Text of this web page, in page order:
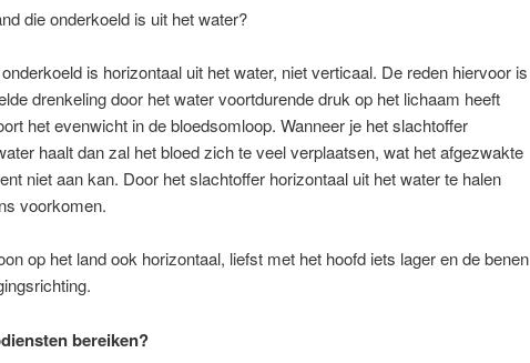
die onderkoeld is uit het water?
is horizontaal uit het water, niet verticaal. De reden hiervoor is
drenkeling door het water voortdurende druk op het lichaam heeft
het evenwicht in de bloedsomloop. Wanneer je het slachtoffer
haalt dan zal het bloed zich te veel verplaatsen, wat het afgezwakte
niet aan kan. Door het slachtoffer horizontaal uit het water te halen
voorkomen.
op het land ook horizontaal, liefst met het hoofd iets lager en de benen
bereiken?